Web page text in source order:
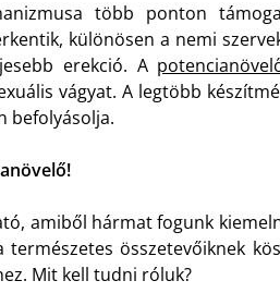
több ponton
különösen a nemi
erekció. A
vágyat. A legtöbb
befolyásolja.
amiből hármat fogunk
összetevőiknek
Mit kell tudni róluk?